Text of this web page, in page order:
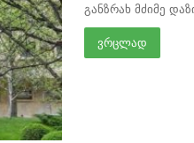
განზრახ მძიმე
ვრცლად